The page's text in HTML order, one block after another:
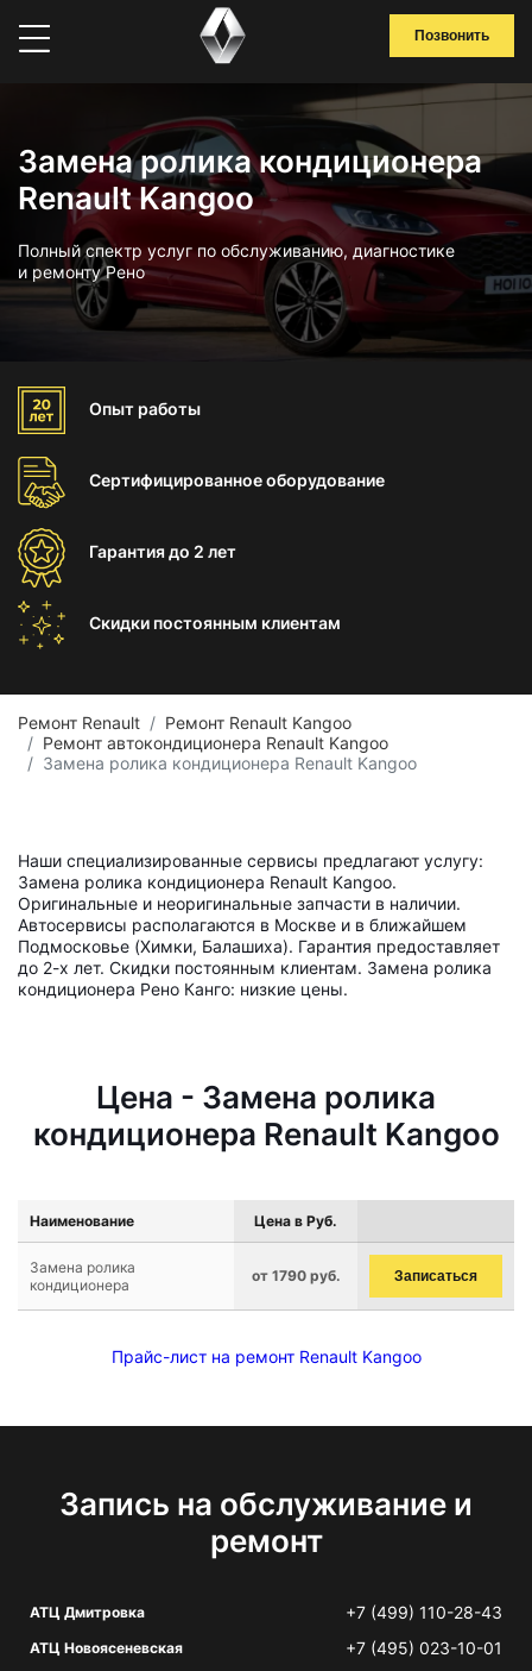
Позвонить
Замена ролика кондиционера
Renault Kangoo
Полный спектр услуг по обслуживанию, диагностике
и ремонту Рено
Опыт работы
Сертифицированноеоборудование
Гарантиядо 2 лет
Скидки постоянным клиентам
Ремонт Renault
Ремонт Renault Kangoo
Ремонт автокондиционера Renault Kangoo
Замена ролика кондиционера Renault Kangoo
Наши специализированные сервисы предлагают услугу:
Замена ролика кондиционера Renault Kangoo.
Оригинальные и неоригинальные запчасти в наличии.
Автосервисы располагаются в Москве и в ближайшем
Подмосковье (Химки, Балашиха). Гарантия предоставляет
до 2-х лет. Скидки постоянным клиентам. Замена ролика
кондиционера Рено Канго: низкие цены.
Цена - Замена ролика
кондиционера Renault Kangoo
Наименование Цена в Руб.
Замена ролика
кондиционера
от 1790 руб. Записаться
Прайс-лист на ремонт Renault Kangoo
Запись на обслуживание и
ремонт
АТЦ Дмитровка +7 (499) 110-28-43
АТЦ Новоясеневская +7 (495) 023-10-01